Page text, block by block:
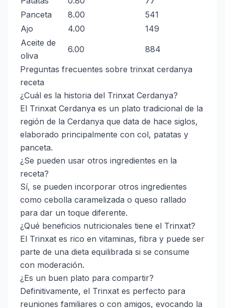
Panceta
8.00
541
Ajo
4.00
149
Aceite de
oliva
6.00
884
Preguntas frecuentes sobre trinxat cerdanya
receta
¿Cuál es la historia del Trinxat Cerdanya?
El Trinxat Cerdanya es un plato tradicional de la
región de la Cerdanya que data de hace siglos,
elaborado principalmente con col, patatas y
panceta.
¿Se pueden usar otros ingredientes en la
receta?
Sí, se pueden incorporar otros ingredientes
como cebolla caramelizada o queso rallado
para dar un toque diferente.
¿Qué beneficios nutricionales tiene el Trinxat?
El Trinxat es rico en vitaminas, fibra y puede ser
parte de una dieta equilibrada si se consume
con moderación.
¿Es un buen plato para compartir?
Definitivamente, el Trinxat es perfecto para
reuniones familiares o con amigos, evocando la